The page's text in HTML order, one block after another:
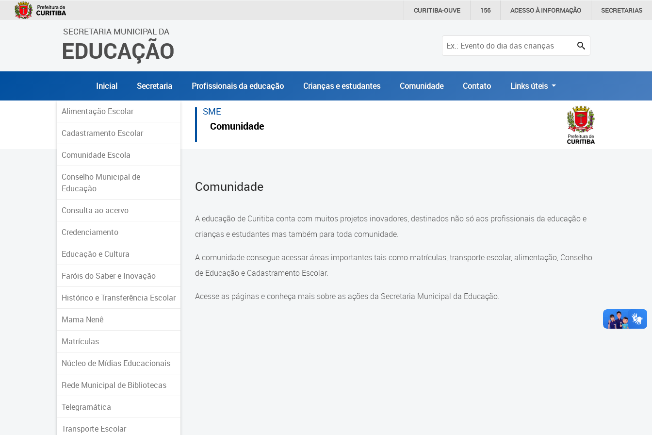
CURITIBA-OUVE 156 ACESSO ÀINFORMAÇÃO SECRETARIAS
SECRETARIA MUNICIPAL DA
EDUCAÇÃO
Inicial Secretaria Profissionais da educação Crianças e estudantes Comunidade Contato Links úteis
Alimentação Escolar
Cadastramento Escolar
Comunidade Escola
Conselho Municipal de
Educação
Consulta ao acervo
Credenciamento
Educação e Cultura
Faróis do Saber e Inovação
Histórico e Transferência Escolar
Mama Nenê
Matrículas
Núcleo de Mídias Educacionais
Rede Municipal de Bibliotecas
Telegramática
Transporte Escolar
SME
Comunidade
Comunidade
A educação de Curitiba conta com muitos projetos inovadores, destinados não só aos profissionais da educação e
crianças e estudantes mas também para toda comunidade.
A comunidade consegue acessar áreas importantes tais como matrículas, transporte escolar, alimentação, Conselho
de Educação e Cadastramento Escolar.
Acesse as páginas e conheça mais sobre as ações da Secretaria Municipal da Educação.